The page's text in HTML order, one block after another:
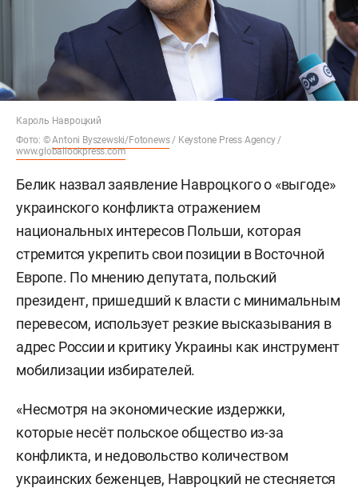
Кароль Навроцкий
Фото: ©Antoni Byszewski/Fotonews/ Keystone Press Agency /
www.globallookpress.com
Белик назвал заявление Навроцкого о «выгоде»
украинского конфликта отражением
национальных интересов Польши, которая
стремится укрепить свои позиции в Восточной
Европе. По мнению депутата, польский
президент, пришедший к власти с минимальным
перевесом, использует резкие высказывания в
адрес России и критику Украины как инструмент
мобилизации избирателей.
«Несмотря на экономические издержки,
которые несёт польское общество из-за
конфликта, и недовольство количеством
украинских беженцев, Навроцкий не стесняется